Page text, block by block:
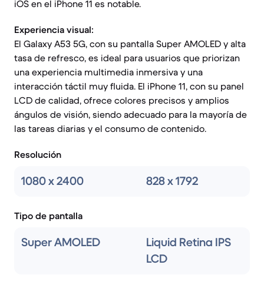
iOS en el iPhone 11 es notable.
Experiencia visual:
El Galaxy A53 5G, con su pantalla Super AMOLED y alta
tasa de refresco, es ideal para usuarios que priorizan
una experiencia multimedia inmersiva y una
interacción táctil muy fluida. El iPhone 11, con su panel
LCD de calidad, ofrece colores precisos y amplios
ángulos de visión, siendo adecuado para la mayoría de
las tareas diarias y el consumo de contenido.
Resolución
1080 x 2400 828 x 1792
Tipo de pantalla
Super AMOLED
Liquid Retina IPS
LCD